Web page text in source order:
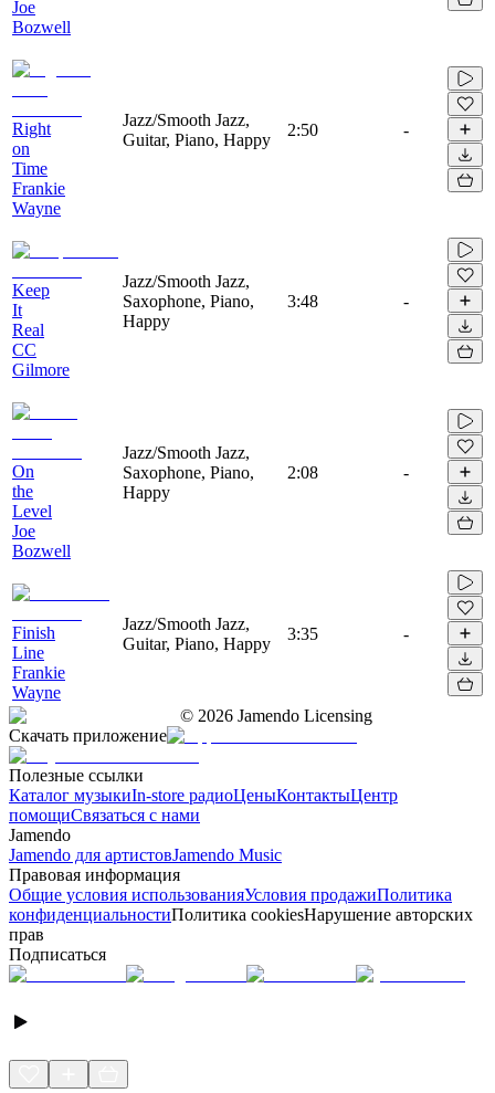
Joe
Bozwell
Right
on
Time
Frankie
Wayne
Jazz/Smooth Jazz,
Guitar, Piano, Happy
2:50 -
Keep
It
Real
CC
Gilmore
Jazz/Smooth Jazz,
Saxophone, Piano,
Happy
3:48 -
On
the
Level
Joe
Bozwell
Jazz/Smooth Jazz,
Saxophone, Piano,
Happy
2:08 -
Finish
Line
Frankie
Wayne
Jazz/Smooth Jazz,
Guitar, Piano, Happy
3:35 -
© 2026 Jamendo Licensing
Скачать приложение
Полезные ссылки
Каталог музыкиIn-store радиоЦеныКонтактыЦентр
помощиСвязаться с нами
Jamendo
Jamendo для артистовJamendo Music
Правовая информация
Общие условия использованияУсловия продажиПолитика
конфиденциальностиПолитика cookiesНарушение авторских
прав
Подписаться